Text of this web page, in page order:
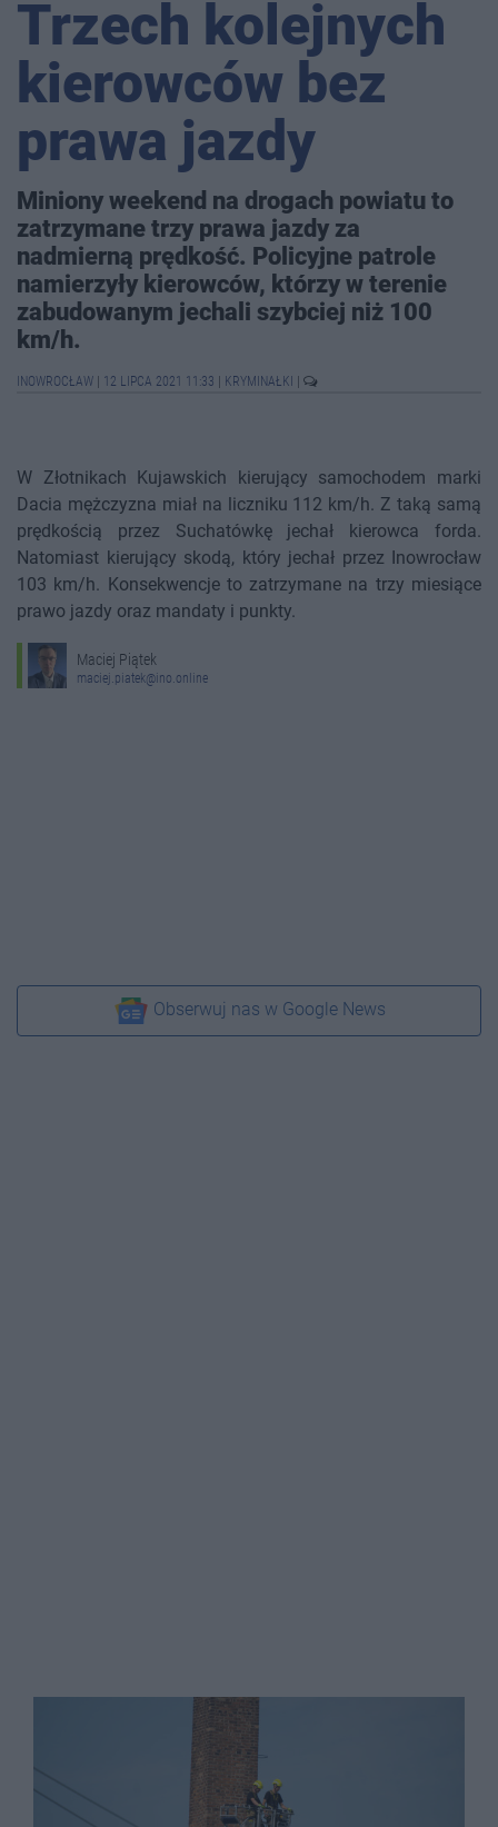
Trzech kolejnych
kierowców bez
prawa jazdy
Miniony weekend na drogach powiatu to
zatrzymane trzy prawa jazdy za
nadmierną prędkość. Policyjne patrole
namierzyły kierowców, którzy w terenie
zabudowanym jechali szybciej niż 100
km/h.
INOWROCŁAW 12 LIPCA 2021 11:33 KRYMINAŁKI
W Złotnikach Kujawskich kierujący samochodem marki
Dacia mężczyzna miał na liczniku 112 km/h. Z taką samą
prędkością przez Suchatówkę jechał kierowca forda.
Natomiast kierujący skodą, który jechał przez Inowrocław
103 km/h. Konsekwencje to zatrzymane na trzy miesiące
prawo jazdy oraz mandaty i punkty.
Maciej Piątek
maciej.piatek@ino.online
Obserwuj nas w Google News